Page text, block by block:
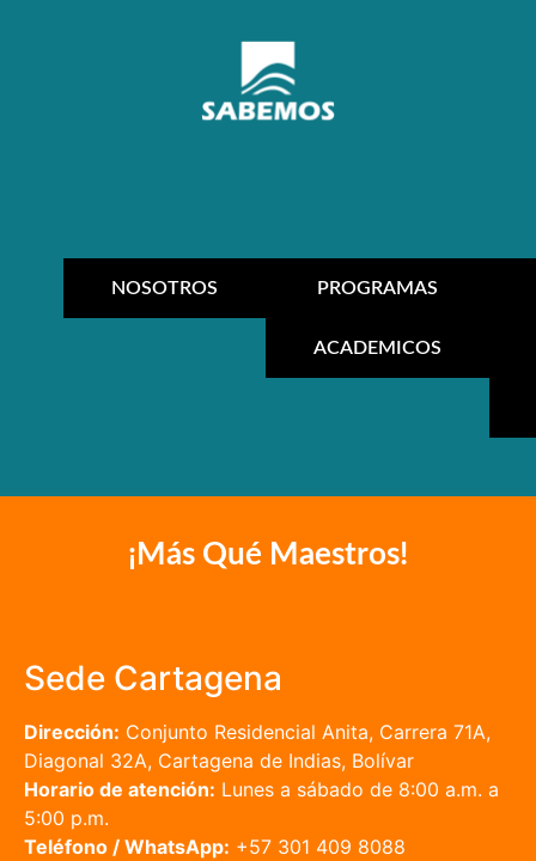
NOSOTROS PROGRAMAS
ACADEMICOS
¡Más Qué Maestros!
Sede Cartagena
Dirección: Conjunto Residencial Anita, Carrera 71A,
Diagonal 32A, Cartagena de Indias, Bolívar
Horario de atención: Lunes a sábado de 8:00 a.m. a
5:00 p.m.
Teléfono / WhatsApp: +57 301 409 8088